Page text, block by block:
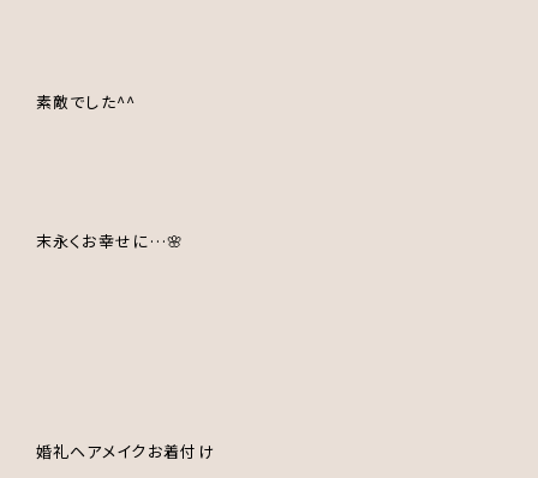
素敵でした^^
末永くお幸せに…🌸
婚礼ヘアメイクお着付け